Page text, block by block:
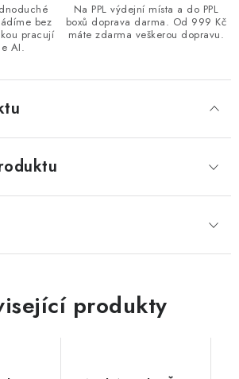
bez
pracují
AI.
Na PPL výdejní místa a do PPL
boxů doprava darma. Od 999 Kč
máte zdarma veškerou dopravu.
produkty